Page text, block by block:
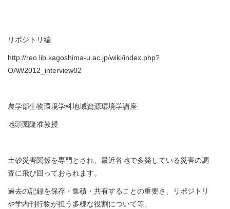
リポジトリ編
http://reo.lib.kagoshima-u.ac.jp/wiki/index.php?
OAW2012_interview02
農学部生物環境学科地域資源環境学講座
地頭薗隆准教授
土砂災害関係を専門とされ、最近各地で多発している災害の調
査に飛び回っておられます。
過去の記録を保存・集積・共有することの重要さ、リポジトリ
や学内刊行物が担う多様な役割について等、